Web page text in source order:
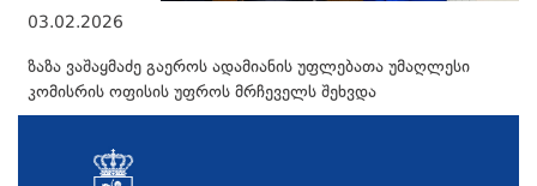
03.02.2026
ზაზა ვაშაყმაძე გაეროს ადამიანის უფლებათა უმაღლესი
კომისრის ოფისის უფროს მრჩეველს შეხვდა